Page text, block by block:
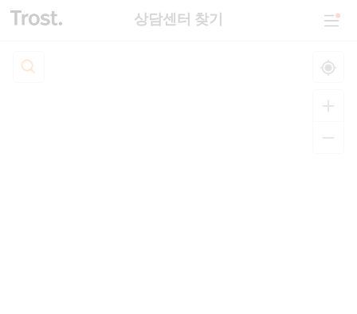
상담센터 찾기